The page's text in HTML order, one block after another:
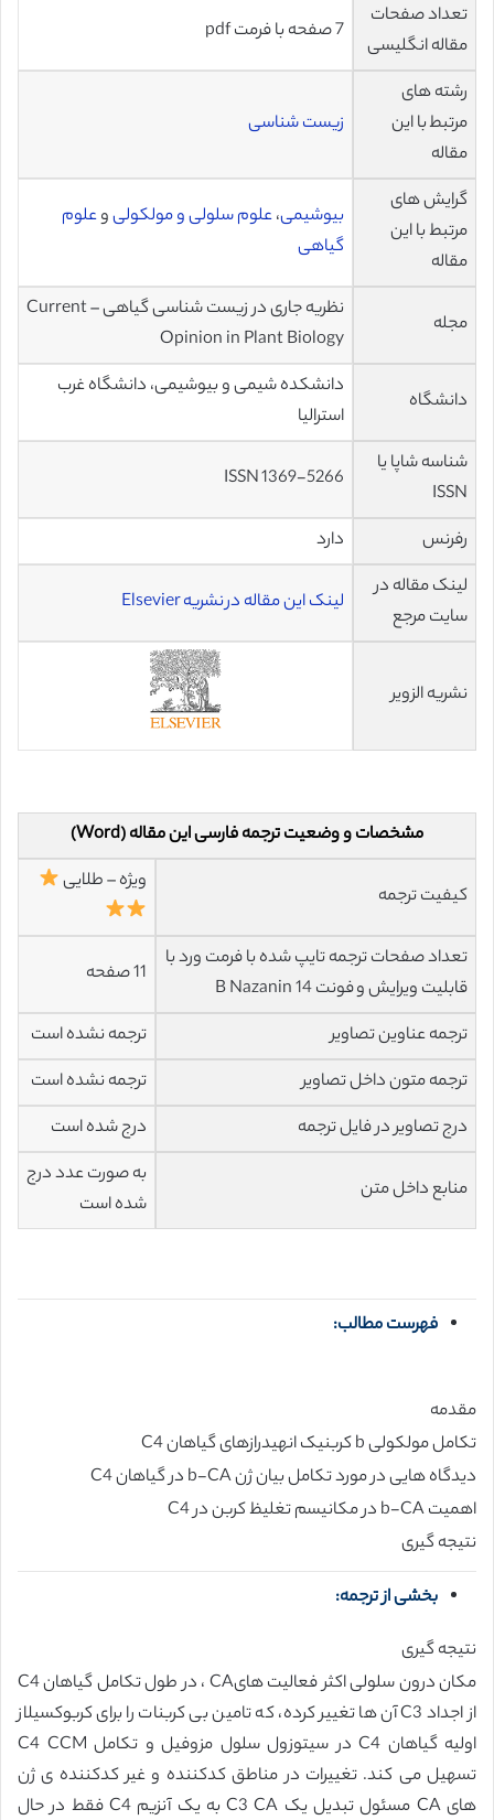
تعداد صفحات
مقاله انگلیسی
7 صفحه با فرمت pdf
رشته های
مرتبط با این
مقاله
زیست شناسی
گرایش های
مرتبط با این
مقاله
بیوشیمی،علوم سلولی و مولکولیوعلوم
گیاهی
مجله
نظریه جاری در زیست شناسی گیاهی – Current
Opinion in Plant Biology
دانشگاه
دانشکده شیمی و بیوشیمی، دانشگاه غرب
استرالیا
شناسه شاپا یا
ISSN
ISSN 1369-5266
رفرنس
دارد
لینک مقاله در
سایت مرجع
لینک این مقاله در نشریه Elsevier
نشریه الزویر
مشخصات و وضعیت ترجمه فارسی این مقاله (Word)
کیفیت ترجمه
ویژه – طلایی
تعداد صفحات ترجمه تایپ شده با فرمت ورد با
قابلیت ویرایش و فونت 14 B Nazanin
11 صفحه
ترجمه عناوین تصاویر
ترجمه نشده است
ترجمه متون داخل تصاویر
ترجمه نشده است
درج تصاویر در فایل ترجمه
درج شده است
منابع داخل متن
به صورت عدد درج
شده است
فهرست مطالب:
مقدمه
تکامل مولکولی b کربنیک انهیدرازهای گیاهان C4
دیدگاه هایی در مورد تکامل بیان ژن b-CA در گیاهان C4
اهمیت b-CA در مکانیسم تغلیظ کربن در C4
نتیجه گیری
بخشی از ترجمه:
نتیجه گیری
مکان درون سلولی اکثر فعالیت هایCA ، در طول تکامل گیاهان C4
از اجداد C3 آن ها تغییر کرده، که تامین بی کربنات را برای کربوکسیلاز
اولیه گیاهان C4 در سیتوزول سلول مزوفیل و تکامل C4 CCM
تسهیل می کند. تغییرات در مناطق کدکننده و غیر کدکننده ی ژن
های CA مسئول تبدیل یک C3 CA به یک آنزیم C4 فقط در حال